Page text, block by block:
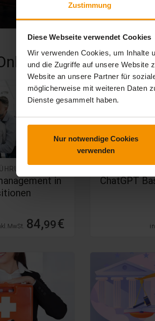
Zustimmung
Diese Webseite verwendet Cookies
Wir verwenden Cookies, um Inhalte
und die Zugriffe auf unsere Website
Website an unsere Partner für
möglicherweise mit weiteren Daten
Dienste gesammelt haben.
Nur notwendige Cookies
verwenden
Kurse
in
MwSt. 84,99€
ChatGPT